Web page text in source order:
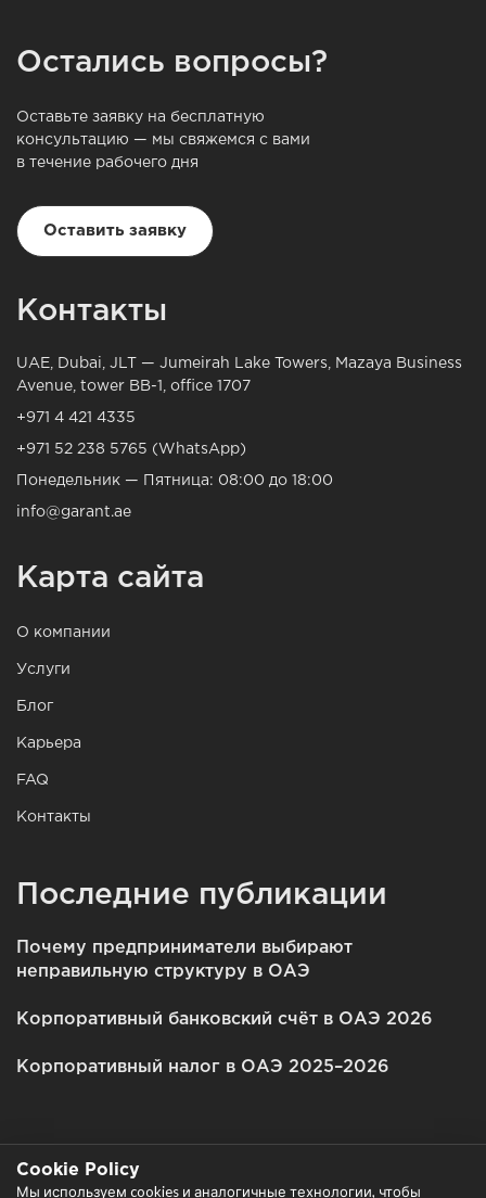
Остались вопросы?
Оставьте заявку на бесплатную
консультацию — мы свяжемся с вами
в течение рабочего дня
Оставить заявку
Контакты
UAE, Dubai, JLT — Jumeirah Lake Towers, Mazaya Business
Avenue, tower BB-1, office 1707
+971 4 421 4335
+971 52 238 5765 (WhatsApp)
Понедельник — Пятница: 08:00 до 18:00
info@garant.ae
Карта сайта
О компании
Услуги
Блог
Карьера
FAQ
Контакты
Последние публикации
Почему предприниматели выбирают
неправильную структуру в ОАЭ
Корпоративный банковский счёт в ОАЭ 2026
Корпоративный налог в ОАЭ 2025–2026
Cookie Policy
Мы используем cookies и аналогичные технологии, чтобы